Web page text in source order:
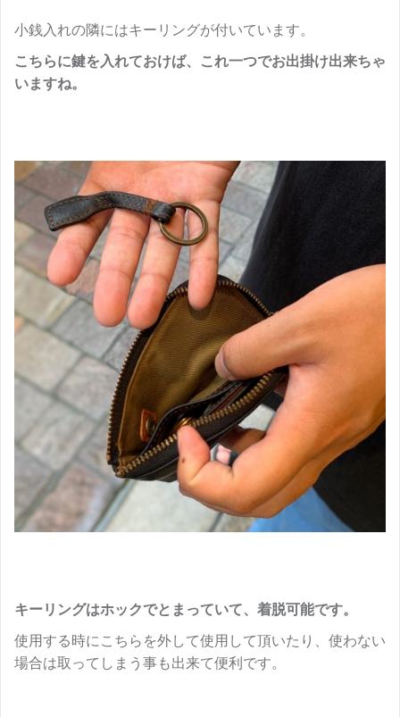
小銭入れの隣にはキーリングが付いています。
こちらに鍵を入れておけば、これ一つでお出掛け出来ちゃ
いますね。
キーリングはホックでとまっていて、着脱可能です。
使用する時にこちらを外して使用して頂いたり、使わない
場合は取ってしまう事も出来て便利です。